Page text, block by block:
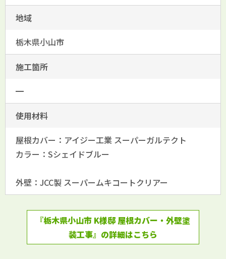
地域
栃木県小山市
施工箇所
━
使用材料
屋根カバー：アイジー工業 スーパーガルテクト
カラー：Sシェイドブルー
外壁：JCC製 スーパームキコートクリアー
『栃木県小山市 K様邸 屋根カバー・外壁塗
装工事』の詳細はこちら